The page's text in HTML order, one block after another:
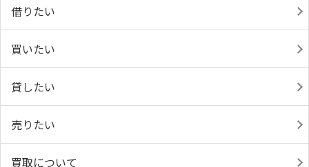
借りたい
買いたい
貸したい
売りたい
買取について